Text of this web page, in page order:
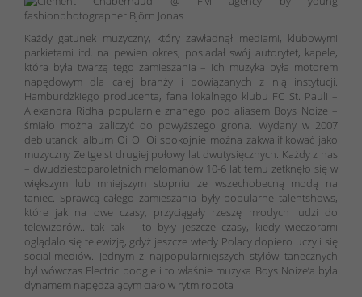
Każdy gatunek muzyczny, który zawładnął mediami, klubowymi
parkietami itd. na pewien okres, posiadał swój autorytet, kapele,
która była twarzą tego zamieszania – ich muzyka była motorem
napędowym dla całej branży i powiązanych z nią instytucji.
Hamburdzkiego producenta, fana lokalnego klubu FC St. Pauli –
Alexandra Ridha popularnie znanego pod aliasem Boys Noize –
śmiało można zaliczyć do powyższego grona. Wydany w 2007
debiutancki album Oi Oi Oi spokojnie można zakwalifikować jako
muzyczny Zeitgeist drugiej połowy lat dwutysięcznych. Każdy z nas
– dwudziestoparoletnich melomanów 10-6 lat temu zetknęło się w
większym lub mniejszym stopniu ze wszechobecną modą na
taniec. Sprawcą całego zamieszania były popularne talentshows,
które jak na owe czasy, przyciągały rzeszę młodych ludzi do
telewizorów.. tak tak – to były jeszcze czasy, kiedy wieczorami
oglądało się telewizję, gdyż jeszcze wtedy Polacy dopiero uczyli się
social-mediów. Jednym z najpopularniejszych stylów tanecznych
był wówczas Electric boogie i to właśnie muzyka Boys Noize’a była
dynamem napędzającym ciało w rytm robota